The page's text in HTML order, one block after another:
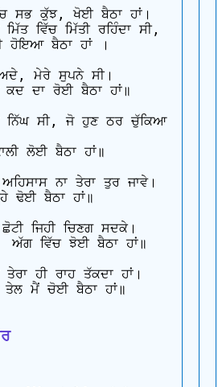
ਸਭ ਕੁੱਝ, ਖੋਈ ਬੈਠਾ ਹਾਂ।
ਵਿੱਚ ਮਿੱਤੀ ਰਹਿੰਦਾ ਸੀ,
ਹੋਇਆ ਬੈਠਾ ਹਾਂ ।
ਮੇਰੇ ਸੁਪਨੇ ਸੀ।
ਦਾ ਰੋਈ ਬੈਠਾ ਹਾਂ॥
ਨਿੱਘ ਸੀ, ਜੋ ਹੁਣ ਠਰ ਚੁੱਕਿਆ
ਲੋਈ ਬੈਠਾ ਹਾਂ॥
ਨਾ ਤੇਰਾ ਤੁਰ ਜਾਵੇ।
ਢੋਈ ਬੈਠਾ ਹਾਂ॥
ਜਿਹੀ ਚਿਣਗ ਸਦਕੇ।
ਅੱਗ ਵਿੱਚ ਝੋਈ ਬੈਠਾ ਹਾਂ॥
ਹੀ ਰਾਹ ਤੱਕਦਾ ਹਾਂ।
ਮੈਂ ਚੋਈ ਬੈਠਾ ਹਾਂ॥